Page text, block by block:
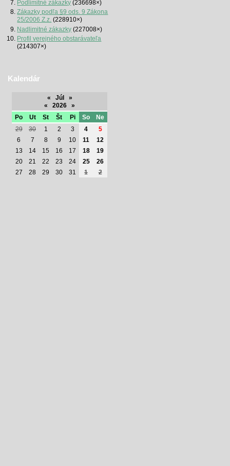
Podlimitné zákazky (236698×)
Zákazky podľa §9 ods. 9 Zákona
25/2006 Z.z. (228910×)
Nadlimitné zákazky (227008×)
Profil verejného obstarávateľa
(214307×)
Kalendár
« Júl
»
«
2026
»
Po
Ut St Št Pi So
Ne
29
30 1 2 3 4
5
6
7 8 9 10 11
12
13
14 15 16 17 18
19
20
21 22 23 24 25
26
27
28 29 30 31 1 2